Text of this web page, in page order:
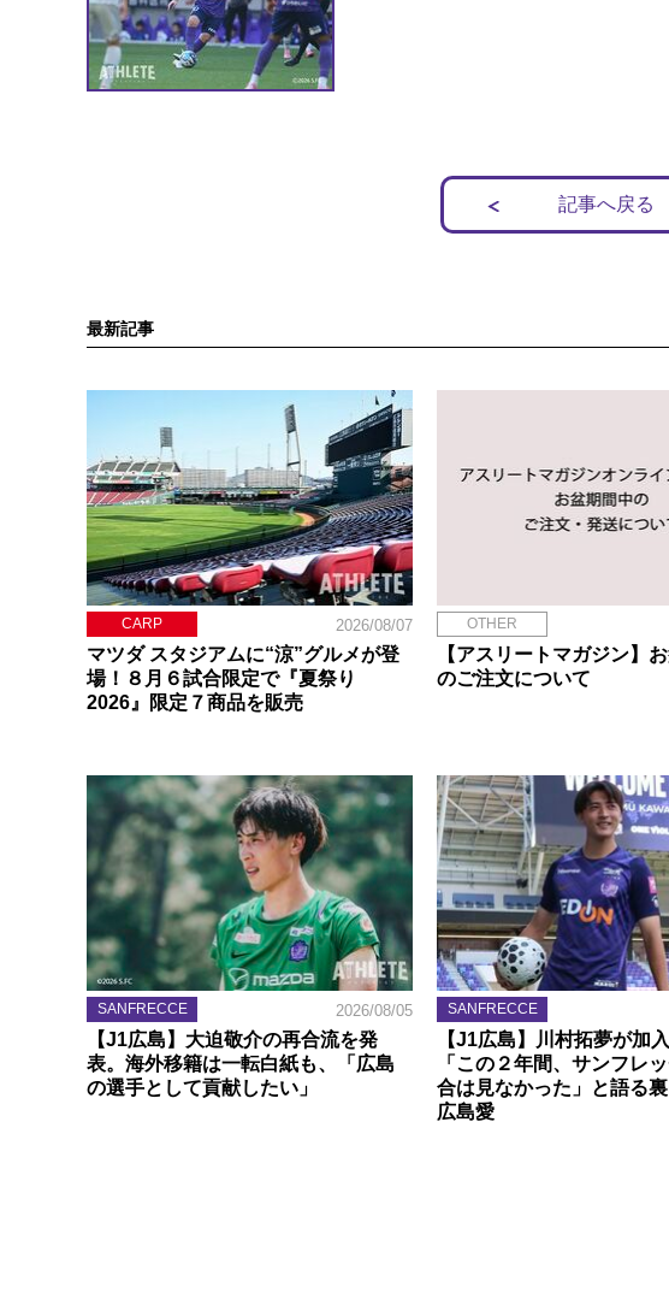
記事へ戻る
最新記事
CARP 2026/08/07
マツダ スタジアムに“涼”グルメが登
場！８月６試合限定で『夏祭り
2026』限定７商品を販売
OTHER
【アスリートマガジン】
のご注文について
SANFRECCE 2026/08/05
【J1広島】大迫敬介の再合流を発
表。海外移籍は一転白紙も、「広島
の選手として貢献したい」
SANFRECCE
【J1広島】川村拓夢が加入
「この２年間、サンフレ
合は見なかった」と語る
広島愛